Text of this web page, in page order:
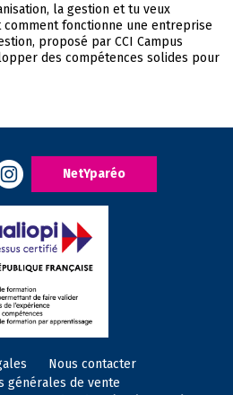
la gestion et tu veux
fonctionne une entreprise
proposé par CCI Campus
des compétences solides pour
NetYparéo
Nous contacter
générales de vente